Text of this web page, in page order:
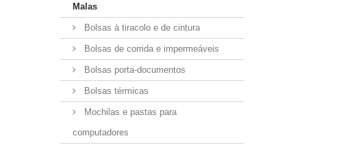
Malas
Bolsas à tiracolo e de cintura
Bolsas de corrida e impermeáveis
Bolsas porta-documentos
Bolsas térmicas
Mochilas e pastas para
computadores